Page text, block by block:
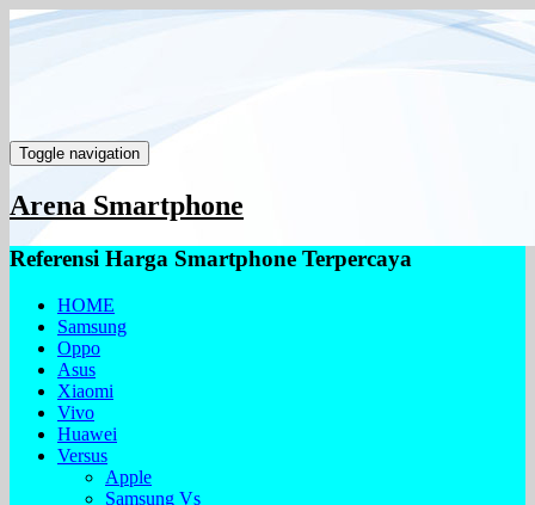
Toggle navigation
Arena Smartphone
Referensi Harga Smartphone Terpercaya
HOME
Samsung
Oppo
Asus
Xiaomi
Vivo
Huawei
Versus
Apple
Samsung Vs